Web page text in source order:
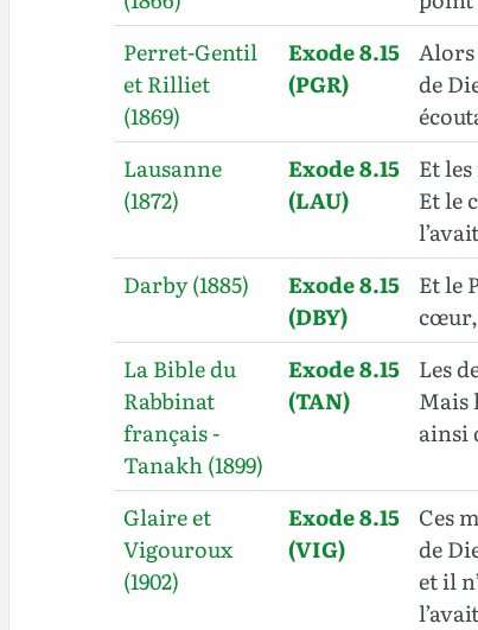
Perret-Gentil
et Rilliet
(1869)
Exode 8.15
(PGR)
Alors
de
Lausanne
(1872)
Exode 8.15
(LAU)
Et
Et le
Darby (1885)
Exode 8.15
(DBY)
Et le
cœur,
La Bible du
Rabbinat
français -
Tanakh (1899)
Exode 8.15
(TAN)
Les
Mais
ainsi
Glaire et
Vigouroux
(1902)
Exode 8.15
(VIG)
Ces
de
et il